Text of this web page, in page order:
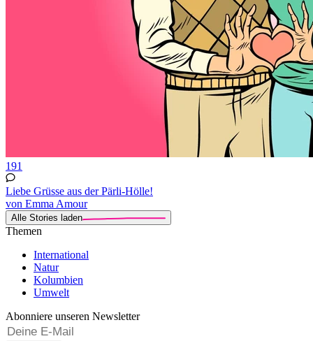
191
Liebe Grüsse aus der Pärli-Hölle!
von Emma Amour
Alle Stories laden
Themen
International
Natur
Kolumbien
Umwelt
Abonniere unseren Newsletter